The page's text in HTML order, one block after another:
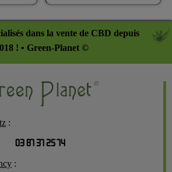
dans la vente de CBD depuis
! • Green-Planet ©
:
03 87 37 25 74
: